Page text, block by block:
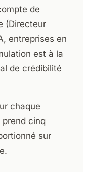
de
(Directeur
entreprises en
est à la
de crédibilité
chaque
cinq
sur